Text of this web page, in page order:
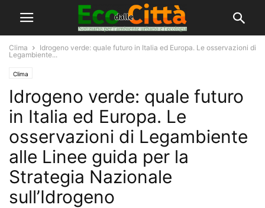
Clima
Idrogeno verde: quale futuro in Italia ed Europa. Le osservazioni di
Legambiente...
Clima
Idrogeno verde: quale futuro
in Italia ed Europa. Le
osservazioni di Legambiente
alle Linee guida per la
Strategia Nazionale
sull’Idrogeno